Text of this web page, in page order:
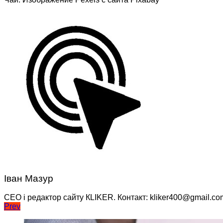
Іван Мазур
CEO і редактор сайту КLIKER. Контакт:
Навігація
Prev